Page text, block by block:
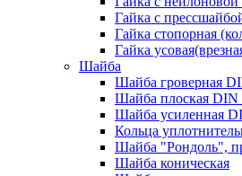
Гайка с
Гайка стопорная
Гайка
Шайба
Шайба гроверная
Шайба плоская DIN
Шайба усиленная
Кольца
Шайба "Рондоль",
Шайба коническая